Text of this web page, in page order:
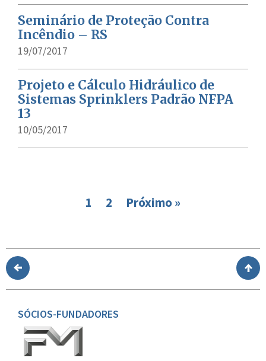
Seminário de Proteção Contra
Incêndio – RS
19/07/2017
Projeto e Cálculo Hidráulico de
Sistemas Sprinklers Padrão NFPA
13
10/05/2017
1 2 Próximo »
SÓCIOS-FUNDADORES